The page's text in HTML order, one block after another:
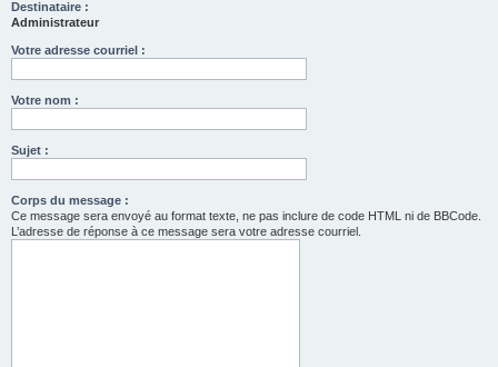
Destinataire :
Administrateur
Votre adresse courriel :
Votre nom :
Sujet :
Corps du message :
Ce message sera envoyé au format texte, ne pas inclure de code HTML ni de BBCode.
L’adresse de réponse à ce message sera votre adresse courriel.